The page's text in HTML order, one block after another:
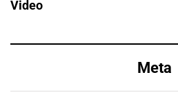
Video
Meta